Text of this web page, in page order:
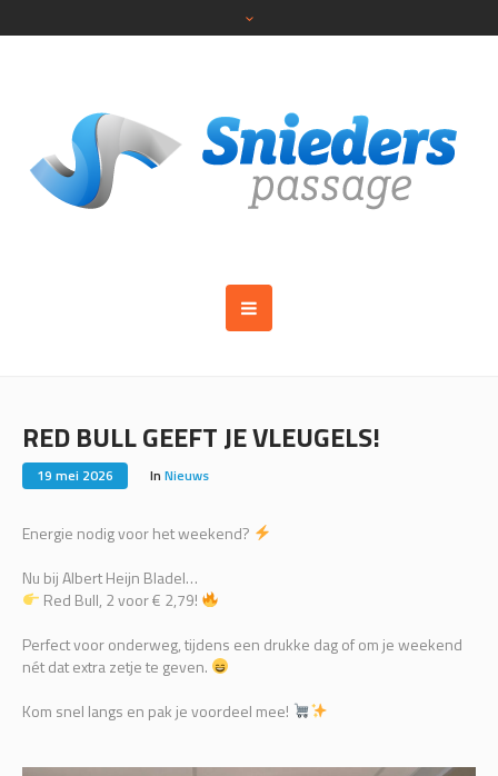
RED BULL GEEFT JE VLEUGELS!
19 mei 2026 In Nieuws
Energie nodig voor het weekend?
Nu bij Albert Heijn Bladel…
Red Bull, 2 voor € 2,79!
Perfect voor onderweg, tijdens een drukke dag of om je weekend
nét dat extra zetje te geven.
Kom snel langs en pak je voordeel mee!